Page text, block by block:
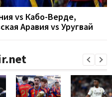
vs Кабо-Верде,
Аравия vs Уругвай